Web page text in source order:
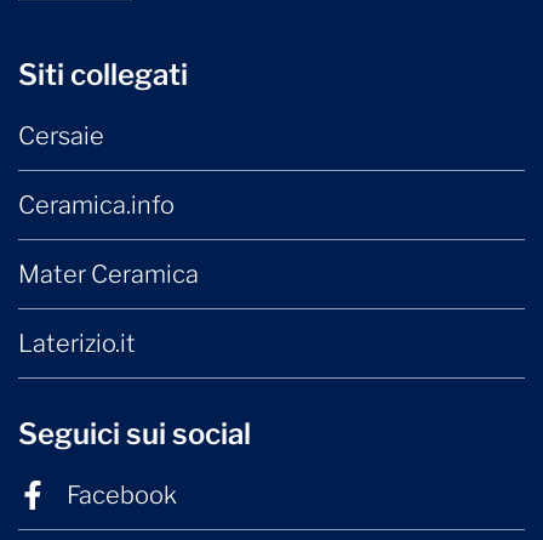
Siti collegati
Cersaie
Ceramica.info
Mater Ceramica
Laterizio.it
Seguici sui social
Facebook